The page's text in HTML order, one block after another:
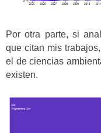
Por otra parte, si
que citan mis
el de ciencias
existen.